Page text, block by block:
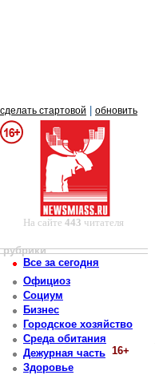
сделать стартовой обновить
На сайте443 читателя
рубрики
Все за сегодня
Официоз
Социум
Бизнес
Городское хозяйство
Среда обитания
Дежурная часть 16+
Здоровье